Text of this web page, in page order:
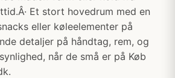
Et stort hovedrum med en
eller køleelementer på
detaljer på håndtag, rem, og
når de små er på Køb